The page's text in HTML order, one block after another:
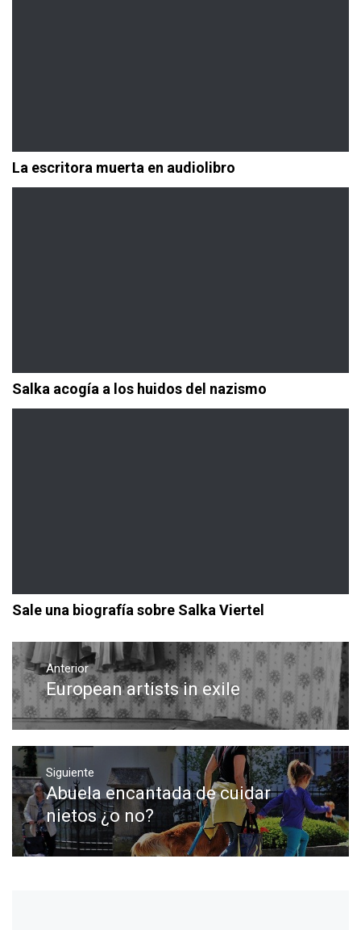
La escritora muerta en audiolibro
Salka acogía a los huidos del nazismo
Sale una biografía sobre Salka Viertel
Navegación
de
entradas
Anterior
Entrada
anterior:
European artists in exile
Siguiente
Entrada
siguiente:
Abuela encantada de cuidar
nietos ¿o no?